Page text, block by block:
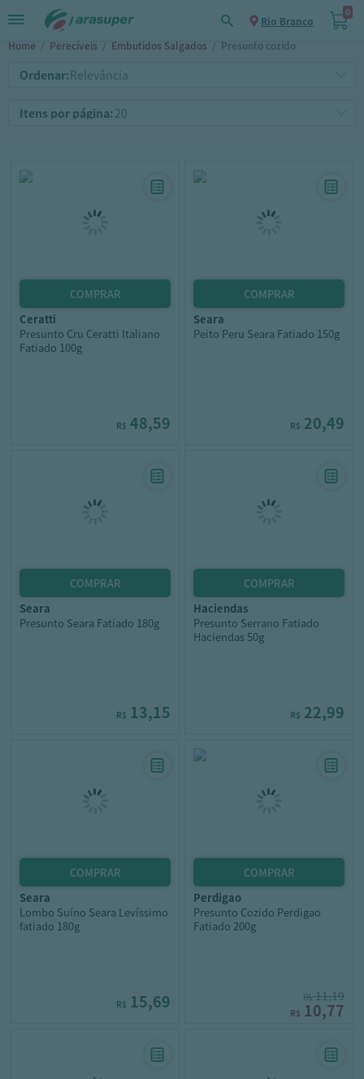
Rio Branco
0
Home / Perecíveis / Embutidos Salgados / Presunto cozido
Ordenar:
Itens por página:
ceratti
Presunto Cru Ceratti Italiano
Fatiado 100g
R$ 48,59
seara
Peito Peru Seara Fatiado 150g
R$ 20,49
seara
Presunto Seara Fatiado 180g
R$ 13,15
haciendas
Presunto Serrano Fatiado
Haciendas 50g
R$ 22,99
seara
Lombo Suíno Seara Levíssimo
fatiado 180g
R$ 15,69
perdigao
Presunto Cozido Perdigao
Fatiado 200g
R$11,19
R$ 10,77